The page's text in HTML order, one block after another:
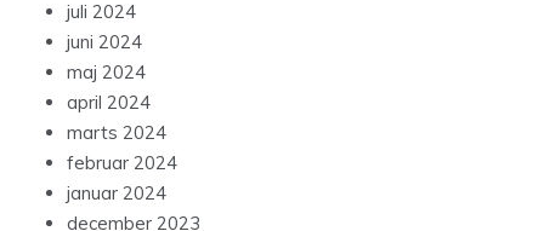
juli 2024
juni 2024
maj 2024
april 2024
marts 2024
februar 2024
januar 2024
december 2023